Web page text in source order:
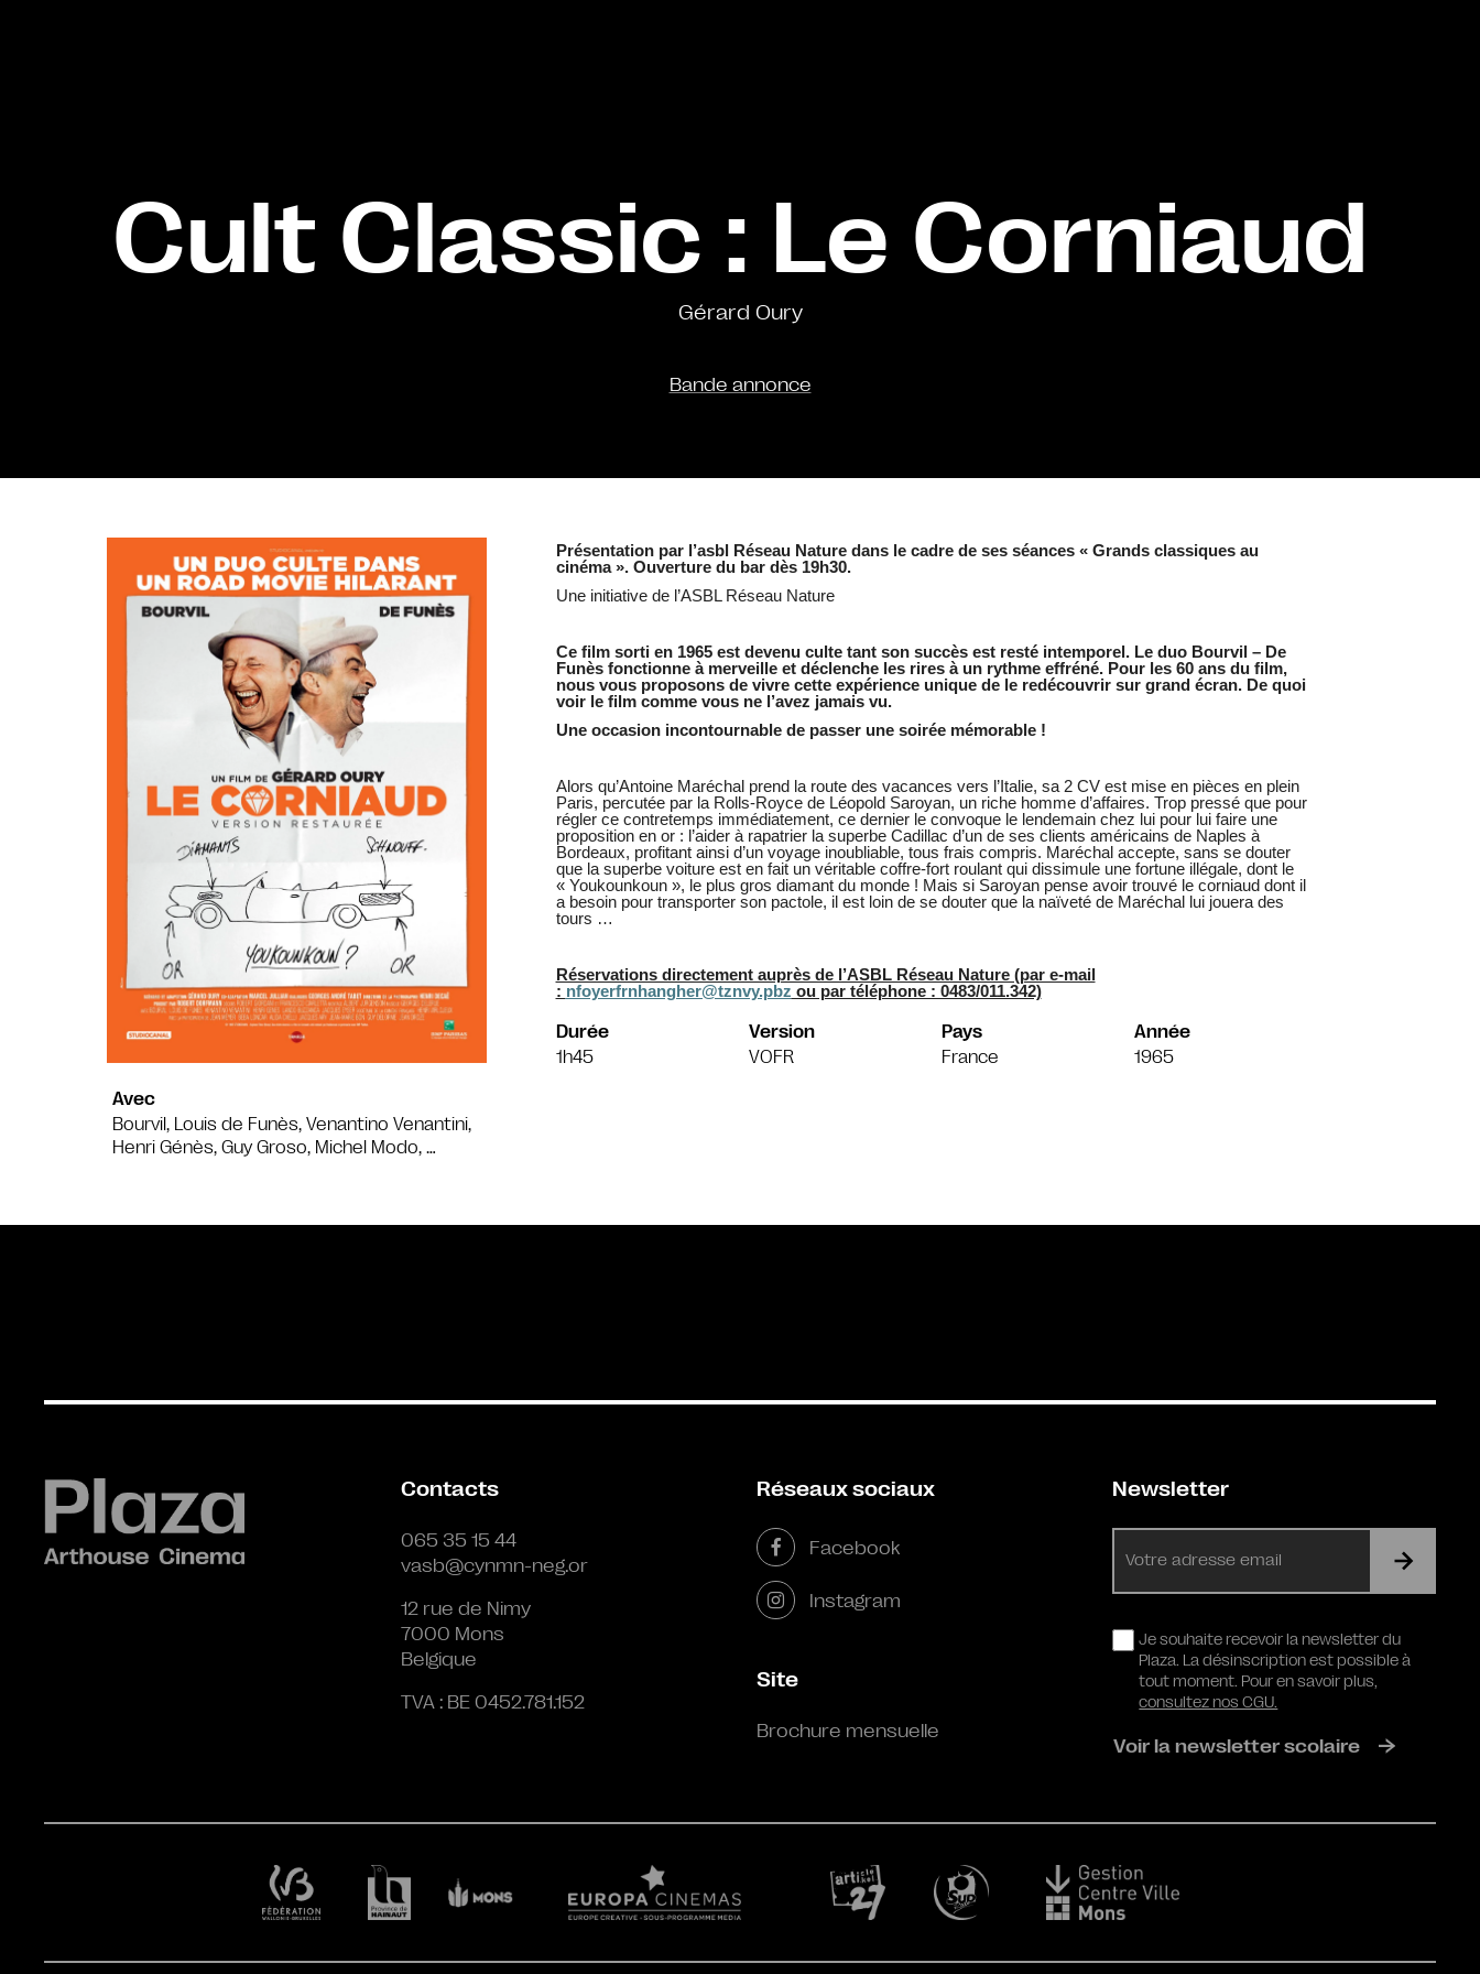
Cult Classic : Le Corniaud
Gérard Oury
Bande annonce
Avec
Bourvil, Louis de Funès, Venantino Venantini,
Henri Génès, Guy Groso, Michel Modo, …
Présentation par l’asbl Réseau Nature dans le cadre de ses séances « Grands classiques au
cinéma ». Ouverture du bar dès 19h30.
Une initiative de l’ASBL Réseau Nature
Ce film sorti en 1965 est devenu culte tant son succès est resté intemporel. Le duo Bourvil – De
Funès fonctionne à merveille et déclenche les rires à un rythme effréné. Pour les 60 ans du film,
nous vous proposons de vivre cette expérience unique de le redécouvrir sur grand écran. De quoi
voir le film comme vous ne l’avez jamais vu.
Une occasion incontournable de passer une soirée mémorable !
Alors qu’Antoine Maréchal prend la route des vacances vers l’Italie, sa 2 CV est mise en pièces en plein
Paris, percutée par la Rolls-Royce de Léopold Saroyan, un riche homme d’affaires. Trop pressé que pour
régler ce contretemps immédiatement, ce dernier le convoque le lendemain chez lui pour lui faire une
proposition en or : l’aider à rapatrier la superbe Cadillac d’un de ses clients américains de Naples à
Bordeaux, profitant ainsi d’un voyage inoubliable, tous frais compris. Maréchal accepte, sans se douter
que la superbe voiture est en fait un véritable coffre-fort roulant qui dissimule une fortune illégale, dont le
« Youkounkoun », le plus gros diamant du monde ! Mais si Saroyan pense avoir trouvé le corniaud dont il
a besoin pour transporter son pactole, il est loin de se douter que la naïveté de Maréchal lui jouera des
tours …
Réservations directement auprès de l’ASBL Réseau Nature (par e-mail
: nfoyerfrnhangher@tznvy.pbz ou par téléphone : 0483/011.342)
Durée
1h45
Version
VOFR
Pays
France
Année
1965
Contacts
065 35 15 44
vasb@cynmn-neg.or
12 rue de Nimy
7000 Mons
Belgique
TVA : BE 0452.781.152
Réseaux sociaux
Facebook
Instagram
Site
Brochure mensuelle
Newsletter
mail
RGPDJe souhaite recevoir la newsletter du
Plaza. La désinscription est possible à
tout moment. Pour en savoir plus,
consultez nos CGU.
Voir la newsletter scolaire